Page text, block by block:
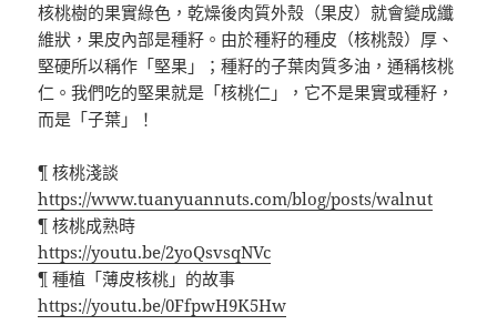
核桃樹的果實綠色，乾燥後肉質外殼（果皮）就會變成纖
維狀，果皮內部是種籽。由於種籽的種皮（核桃殼）厚、
堅硬所以稱作「堅果」；種籽的子葉肉質多油，通稱核桃
仁。我們吃的堅果就是「核桃仁」，它不是果實或種籽，
而是「子葉」！
¶ 核桃淺談
https://www.tuanyuannuts.com/blog/posts/walnut
¶ 核桃成熟時
https://youtu.be/2yoQsvsqNVc
¶ 種植「薄皮核桃」的故事
https://youtu.be/0FfpwH9K5Hw